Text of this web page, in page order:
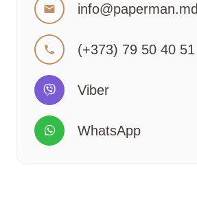
mail info@paperman.md
phone (+373) 79 50 40 51
Viber
WhatsApp